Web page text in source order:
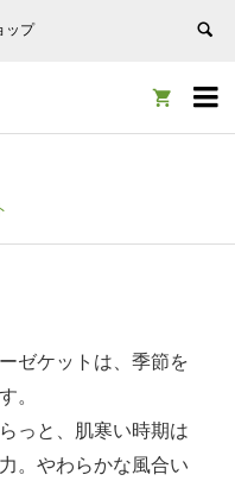
ップ


ゼケットは、季節を
。
っと、肌寒い時期は
。やわらかな風合い